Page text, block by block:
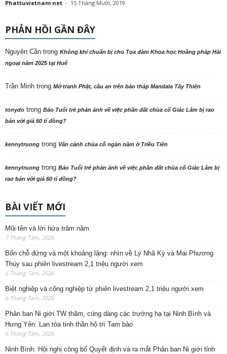
Phattuvietnam.net - 15 Tháng Mười, 2019
PHẢN HỒI GẦN ĐÂY
Nguyên Cần trong Không khí chuẩn bị cho Tọa đàm Khoa học Hoằng pháp Hải
ngoại năm 2025 tại Huế
Trần Minh trong Mở tranh Phật, cầu an trên bảo tháp Mandala Tây Thiên
tonydo trong Báo Tuổi trẻ phản ảnh về việc phần đất chùa cổ Giác Lâm bị rao
bán với giá 60 tỉ đồng?
kennytruong trong Vãn cảnh chùa cổ ngàn năm ở Triều Tiên
kennytruong trong Báo Tuổi trẻ phản ảnh về việc phần đất chùa cổ Giác Lâm bị
rao bán với giá 60 tỉ đồng?
BÀI VIẾT MỚI
Mũi tên và lời hứa trăm năm
7 Tháng Tám, 2026
Bốn chỗ đứng và một khoảng lặng: nhìn về Lý Nhã Kỳ và Mai Phương
Thúy sau phiên livestream 2,1 triệu người xem
6 Tháng Tám, 2026
Biệt nghiệp và cộng nghiệp từ phiên livestream 2,1 triệu người xem
6 Tháng Tám, 2026
Phân ban Ni giới TW thăm, cúng dàng các trường hạ tại Ninh Bình và
Hưng Yên: Lan tỏa tinh thần hộ trì Tam bảo
6 Tháng Tám, 2026
Ninh Bình: Hội nghị công bố Quyết định và ra mắt Phân ban Ni giới tỉnh